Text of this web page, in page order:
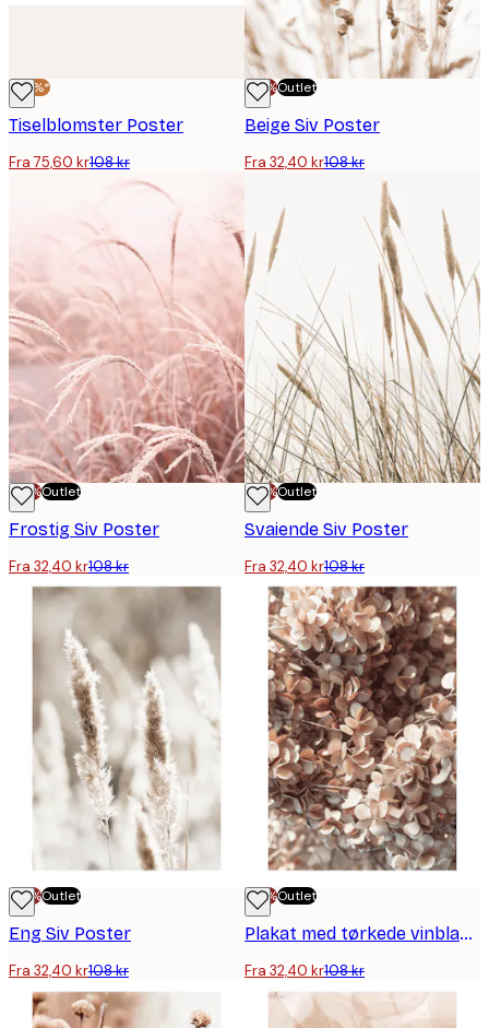
-30%*
Tiselblomster Poster
Fra 75,60 kr108 kr
-70%Outlet
Beige Siv Poster
Fra 32,40 kr108 kr
-70%Outlet
Frostig Siv Poster
Fra 32,40 kr108 kr
-70%Outlet
Svaiende Siv Poster
Fra 32,40 kr108 kr
-70%Outlet
Eng Siv Poster
Fra 32,40 kr108 kr
-70%Outlet
Plakat med tørkede vinblader
Fra 32,40 kr108 kr